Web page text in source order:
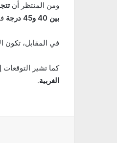
ومن المنتظر أن
بين 40 و45 درجة
في المقابل، تكون
كما تشير
الغربية.